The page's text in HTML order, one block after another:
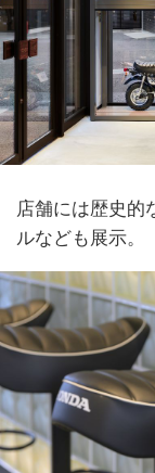
店舗には歴史的
ルなども展示。